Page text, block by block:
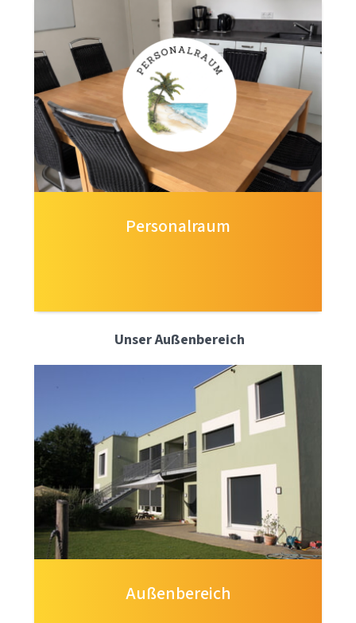
Personalraum
Unser Außenbereich
Außenbereich